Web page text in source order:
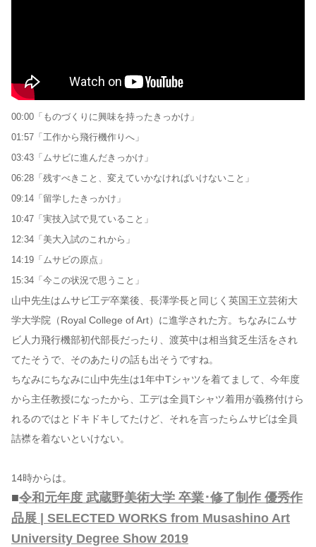
00:00「ものづくりに興味を持ったきっかけ」
01:57「工作から飛行機作りへ」
03:43「ムサビに進んだきっかけ」
06:28「残すべきこと、変えていかなければいけないこと」
09:14「留学したきっかけ」
10:47「実技入試で見ていること」
12:34「美大入試のこれから」
14:19「ムサビの原点」
15:34「今この状況で思うこと」
山中先生はムサビ工デ卒業後、長澤学長と同じく英国王立芸術大
学大学院（Royal College of Art）に進学された方。ちなみにムサ
ビ人力飛行機部初代部長だったり、渡英中は相当貧乏生活をされ
てたそうで、そのあたりの話も出そうですね。
ちなみにちなみに山中先生は1年中Tシャツを着てまして、今年度
から主任教授になったから、工デは全員Tシャツ着用が義務付けら
れるのではとドキドキしてたけど、それを言ったらムサビは全員
詰襟を着ないといけない。
14時からは。
■令和元年度 武蔵野美術大学 卒業･修了制作 優秀作
品展 | SELECTED WORKS from Musashino Art
University Degree Show 2019